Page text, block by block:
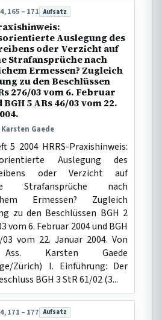
165 – 171 Beitragsart:
Aufsatz
Auslegung des
oder Verzicht auf
Strafansprüche nach
Ermessen? Zugleich
zu den Beschlüssen
276/03 vom 6. Februar
BGH 5 ARs 46/03 vom 22.
Gaede
5 2004 HRRS-Praxishinweis:
Auslegung des
oder Verzicht auf
Strafansprüche nach
Ermessen? Zugleich
zu den Beschlüssen BGH 2
vom 6. Februar 2004 und BGH
vom 22. Januar 2004. Von
Karsten Gaede
Zürich) I. Einführung: Der
BGH 3 StR 61/02 (3...
171 – 177 Beitragsart:
Aufsatz